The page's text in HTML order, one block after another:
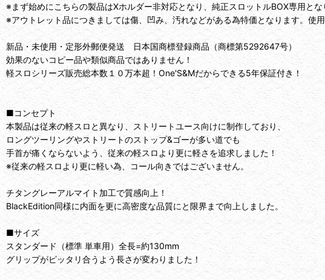
※まず始めにこちらの製品はXホルダー非対応となり、純正スロットルBOX専用とな
※アウトレット品につきましては傷、凹み、汚れなどがある為特価となります。使
新品・未使用・定形外郵便発送 日本国商標登録商品（商標第5292647号）
効果のないコピー品や類似商品ではありません！
軽スロシリーズ販売総本数１０万本超！One'S&M︎だからできる5年保証付き！
■コンセプト
本製品は従来の軽スロと異なり、ストリートユース向けに制作しており、
ロングツーリングやストリートのストップ&ゴーが多い道でも
手首が痛くならないよう、従来の軽スロより更に軽さを追求しました！
※従来の軽スロより更に軽い為、コール向きではございません。
チタングレーアルマイト加工で質感向上！
BlackEdition同様に内面を更に高密度な品質にと限界まで向上しました。
■サイズ
スタンダード（標準 単車用）全長=約130mm
グリップがピッタリ合うよう長さが変わりました！